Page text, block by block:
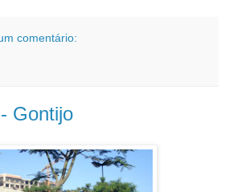
comentário:
Gontijo